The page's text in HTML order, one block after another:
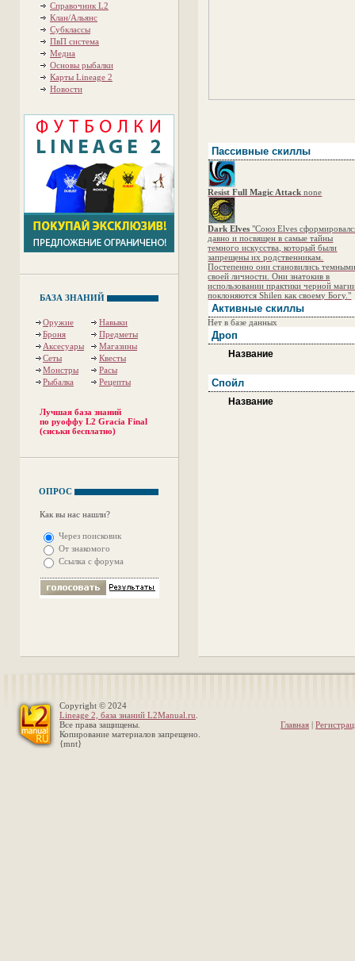
Справочник L2
Клан/Альянс
Субклассы
ПвП система
Медиа
Основы рыбалки
Карты Lineage 2
Новости
БАЗА ЗНАНИЙ
Оружие
Навыки
Броня
Предметы
Аксесуары
Магазины
Сеты
Квесты
Монстры
Расы
Рыбалка
Рецепты
Лучшая база знаний
по руоффу L2 Gracia Final
(сиськи бесплатно)
ОПРОС
Как вы нас нашли?
Через поисковик
От знакомого
Ссылка с форума
Пассивные скиллы
Resist Full Magic Attack none
Dark Elves "Союз Elves
давно и посвящен в самые тайны
темного искусства, который были
запрещены их родственникам.
Постепенно они становились
своей личности. Они знатокив в
использовании практики черной
поклоняются Shilen как своему Богу."
Активные скиллы
Нет в базе данных
Дроп
Название
Спойл
Название
Copyright © 2024
Lineage 2, база знаний L2Manual.ru
Все права защищены.
Копирование материалов запрещено.
{mnt}
Главная |